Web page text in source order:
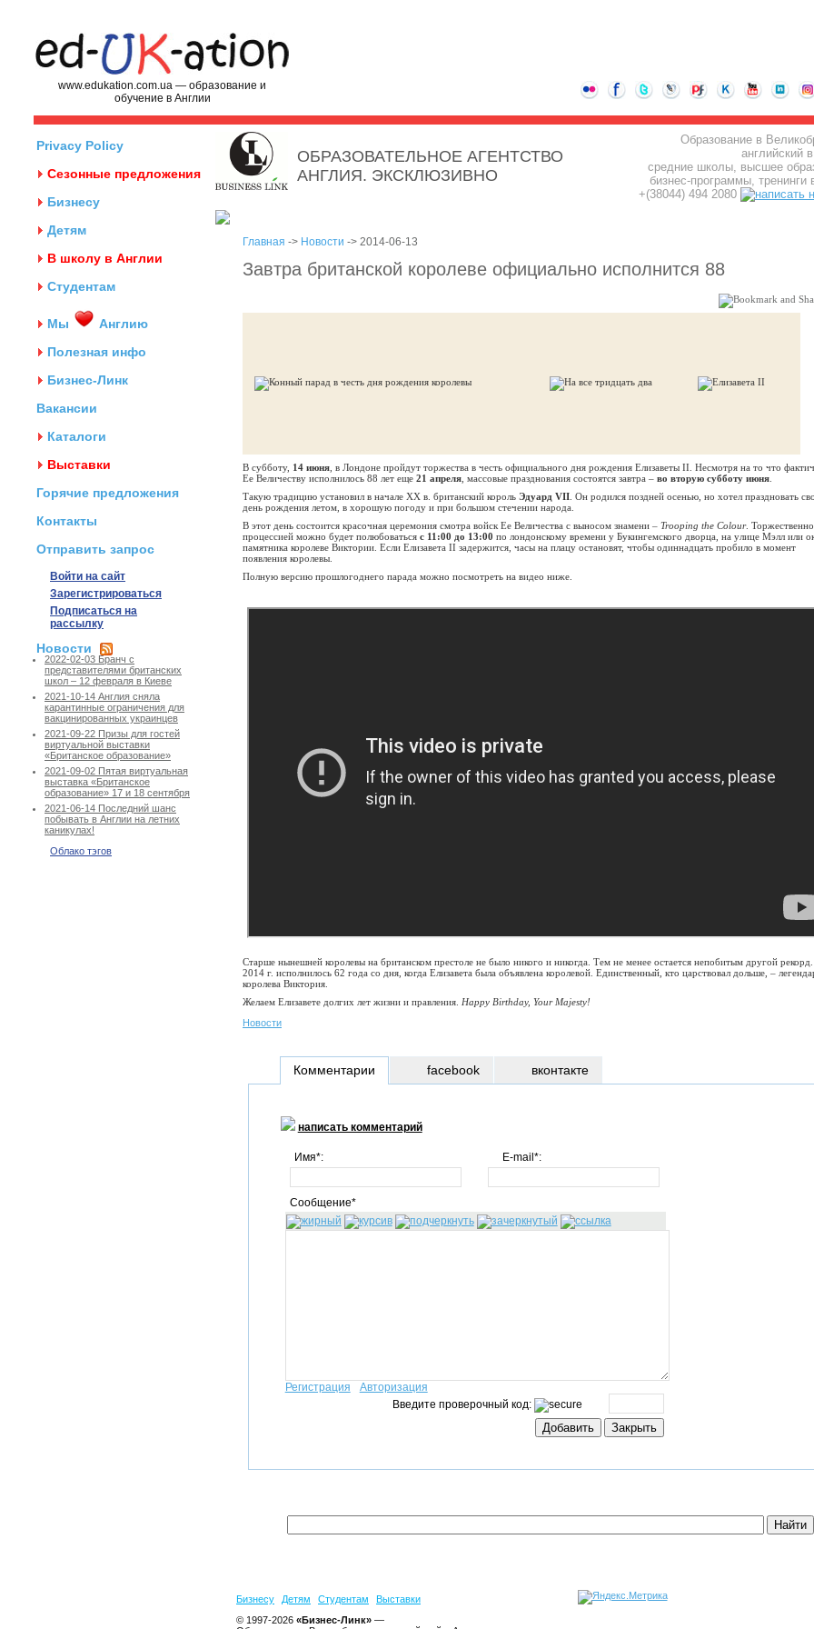
www.edukation.com.ua — образование и
обучение в Англии
Privacy Policy
Сезонные предложения
Бизнесу
Детям
В школу в Англии
Студентам
Мы
Англию
Полезная инфо
Бизнес-Линк
Вакансии
Каталоги
Выставки
Горячие предложения
Контакты
Отправить запрос
Войти на сайт
Зарегистрироваться
Подписаться на
рассылку
Новости
2022-02-03 Бранч с
представителями британских
школ – 12 февраля в Киеве
2021-10-14 Англия сняла
карантинные ограничения для
вакцинированных украинцев
2021-09-22 Призы для гостей
виртуальной выставки
«Британское образование»
2021-09-02 Пятая виртуальная
выставка «Британское
образование» 17 и 18 сентября
2021-06-14 Последний шанс
побывать в Англии на летних
каникулах!
Облако тэгов
ОБРАЗОВАТЕЛЬНОЕ АГЕНТСТВО
АНГЛИЯ. ЭКСКЛЮЗИВНО
Образование в
английский
средние школы, высшее
бизнес-программы, тренинги
+(38044) 494 2080
Главная -> Новости -> 2014-06-13
Завтра британской королеве официально исполнится 88
В субботу, 14 июня , в Лондоне пройдут торжества в честь официального дня рождения Елизаветы II. Несмотря на то что
Ее Величеству исполнилось 88 лет еще 21 апреля , массовые празднования состоятся завтра – во вторую субботу июня
Такую традицию установил в начале XX в. британский король Эдуард VII . Он родился поздней осенью, но хотел праздновать
день рождения летом, в хорошую погоду и при большом стечении народа.
В этот день состоится красочная церемония смотра войск Ее Величества с выносом знамени – Trooping the Colour.
процессией можно будет полюбоваться с 11:00 до 13:00 по лондонскому времени у Букингемского дворца, на улице Мэлл или
памятника королеве Виктории. Если Елизавета II задержится, часы на плацу остановят, чтобы одиннадцать пробило в момент
появления королевы.
Полную версию прошлогоднего парада можно посмотреть на видео ниже.
Старше нынешней королевы на британском престоле не было никого и никогда. Тем не менее остается непобитым другой
2014 г. исполнилось 62 года со дня, когда Елизавета была объявлена королевой. Единственный, кто царствовал дольше, –
королева Виктория.
Желаем Елизавете долгих лет жизни и правления. Happy Birthday, Your Majesty!
Новости
Комментарии
написать комментарий
Имя*: E-mail*:
Сообщение*
Регистрация
Авторизация
Введите проверочный код:
facebook вконтакте
Бизнесу Детям Студентам
Выставки
© 1997-2026 «Бизнес-Линк» —